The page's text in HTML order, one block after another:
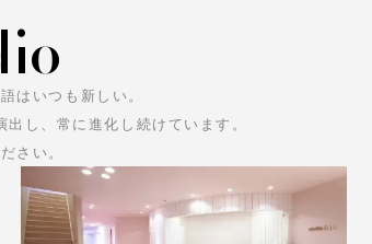
はいつも新しい。
し、常に進化し続けています。
さい。